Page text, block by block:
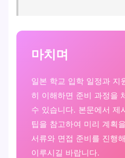
마치며
일본 학교 입학 일정과 지
히 이해하면 준비 과정을
수 있습니다. 본문에서 제
팁을 참고하여 미리 계획
서류와 면접 준비를 진행
이루시길 바랍니다.